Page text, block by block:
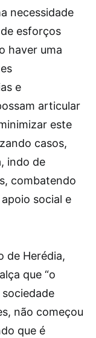
necessidade
esforços
haver uma
e
articular
este
casos,
indo de
combatendo
social e
de Herédia,
que “o
não começou
que é